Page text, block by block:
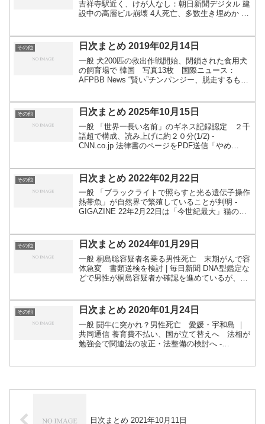
吉祥寺駅近く、けが人なし：朝日新聞デジタル 建
設中の高層ビル崩壊 4人死亡、多数生き埋めか ナ
地...
その他 日次まとめ 2019年02月14日
一般 犬200匹の救出作戦開始、閉鎖された食用犬
の飼育場で 韓国 写真13枚 国際ニュース：
AFPBB News “賢い”チンパンジー、脱走するも自
その他 日次まとめ 2025年10月15日
一般 「世界一長い名前」のギネス記録認定 ２千
語超で構成、読み上げに約２０分(1/2) -
CNN.co.jp 法律書のページをPDF送信「やめ
40年...
その他 日次まとめ 2022年02月22日
一般 「ブラックライトで照らすと光る遺伝子操作
熱帯魚」が自然界で繁殖していることが判明 -
GIGAZINE 22年2月22日は「今世紀最大」猫の
白...
その他 日次まとめ 2024年01月29日
一般 桐島聡容疑者名乗る男性死亡 末期がんで容
体急変 書類送検を検討 | 毎日新聞 DNA型鑑定な
どで男性が桐島容疑者か確認を進めているが、50
い 桐島容...
その他 日次まとめ 2020年01月24日
一般 闘牛に突かれ？男性死亡 愛媛・宇和島 ｜
共同通信 養育費不払い、国が立て替えへ 法相が
勉強会で関連法の改正・法整備の検討へ -
日次まとめ 2021年10月11日